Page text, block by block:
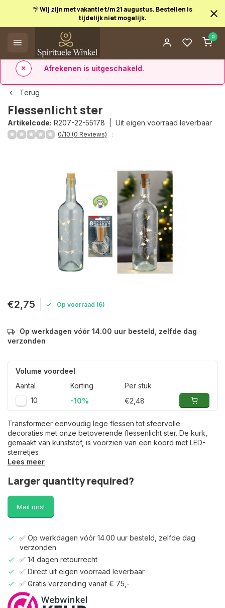
🌴 Wij zijn met vakantie t/m 21 augustus. Bestellen is
tijdelijk niet mogelijk.
0
✅ 14 dagen retourrecht ✅ Direct uit eigen voorraad leverbaar
Afrekenen is uitgeschakeld.
Terug
Flessenlicht ster
Artikelcode: R207-22-55178 | Uit eigen voorraad leverbaar
0/10 (0 Reviews)
€2,75 Op voorraad (6)
Op werkdagen vóór 14.00 uur besteld, zelfde dag
verzonden
Volume voordeel
Aantal
Korting
Per stuk
10
-10% €2,48
Transformeer eenvoudig lege flessen tot sfeervolle
decoraties met onze betoverende flessenlicht ster. De kurk,
gemaakt van kunststof, is voorzien van een koord met LED-
sterretjes
Lees meer
Larger quantity required?
Mail ons!
✅ Op werkdagen vóór 14.00 uur besteld, zelfde dag
verzonden
✅ 14 dagen retourrecht
✅ Direct uit eigen voorraad leverbaar
✅ Gratis verzending vanaf € 75,-